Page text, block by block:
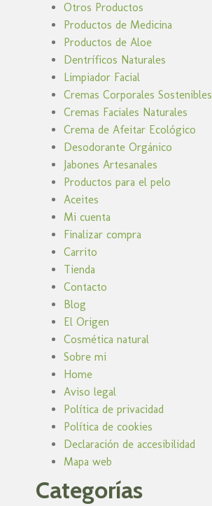
Otros Productos
Productos de Medicina
Productos de Aloe
Dentríficos Naturales
Limpiador Facial
Cremas Corporales Sostenibles
Cremas Faciales Naturales
Crema de Afeitar Ecológico
Desodorante Orgánico
Jabones Artesanales
Productos para el pelo
Aceites
Mi cuenta
Finalizar compra
Carrito
Tienda
Contacto
Blog
El Origen
Cosmética natural
Sobre mi
Home
Aviso legal
Política de privacidad
Política de cookies
Declaración de accesibilidad
Mapa web
Categorías